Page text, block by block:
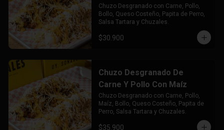
Chuzo Desgranado con Carne, Pollo,
Bollo, Queso Costeño, Papita de Perro,
Salsa Tartara y Chuzales.
$30.900
Chuzo Desgranado De
Carne Y Pollo Con Maíz
Chuzo Desgranado con Carne, Pollo,
Maíz, Bollo, Queso Costeño, Papita de
Perro, Salsa Tartara y Chuzales.
$35.900